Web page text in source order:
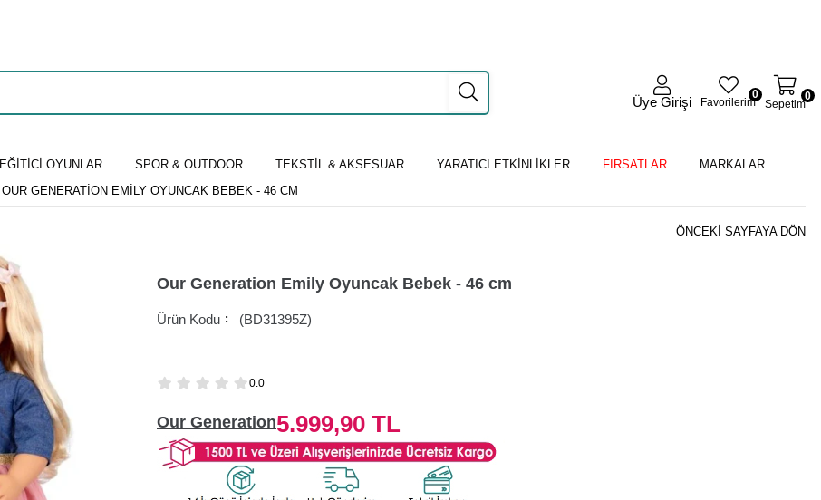
Üye Girişi Favorilerim
0
Sepetim
0
EĞİTİCİ OYUNLAR SPOR & OUTDOOR TEKSTİL & AKSESUAR YARATICI ETKİNLİKLER FIRSATLAR
MARKALAR
OUR GENERATION EMILY OYUNCAK BEBEK - 46 CM
ÖNCEKI SAYFAYA DÖN
Our Generation Emily Oyuncak Bebek - 46 cm
(BD31395Z)
0.0
Our Generation5.999,90 TL